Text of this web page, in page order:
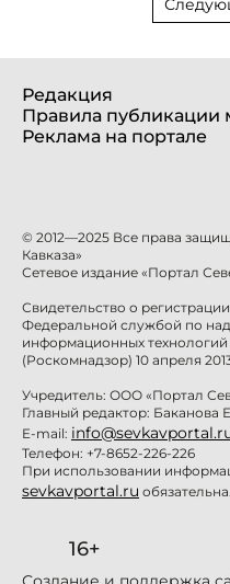
Редакция
Правила публикации
Реклама на портале
© 2012—2025 Все права
Кавказа»
Сетевое издание «Портал
Свидетельство о
Федеральной службой по
информационных
(Роскомнадзор) 10 апреля
Учредитель: ООО «Портал
Главный редактор: Баканова
E-mail:
Телефон: +7-8652-226-226
При использовании
sevkavportal.ru обязательна.
16+